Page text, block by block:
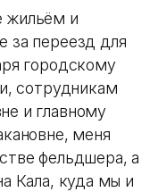
жильём и
за переезд для
городскому
сотрудникам
и главному
меня
фельдшера, а
Кала, куда мы и